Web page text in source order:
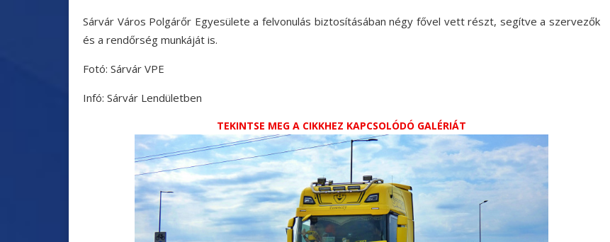
Sárvár Város Polgárőr Egyesülete a felvonulás biztosításában négy fővel vett részt, segítve a szervezők
és a rendőrség munkáját is.
Fotó: Sárvár VPE
Infó: Sárvár Lendületben
TEKINTSE MEG A CIKKHEZ KAPCSOLÓDÓ GALÉRIÁT